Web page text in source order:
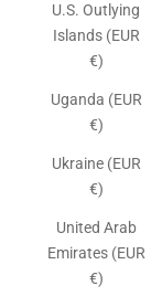
U.S. Outlying
Islands (EUR
€)
Uganda (EUR
€)
Ukraine (EUR
€)
United Arab
Emirates (EUR
€)